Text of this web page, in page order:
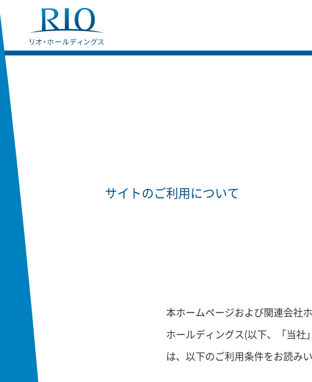
サイトのご利用について
本ホームページおよび関連会社
ホールディングス(以下、「当社
は、以下のご利用条件をお読み